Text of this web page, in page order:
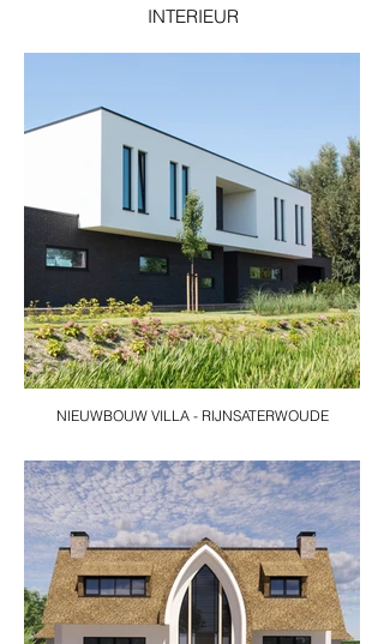
INTERIEUR
NIEUWBOUW VILLA - RIJNSATERWOUDE